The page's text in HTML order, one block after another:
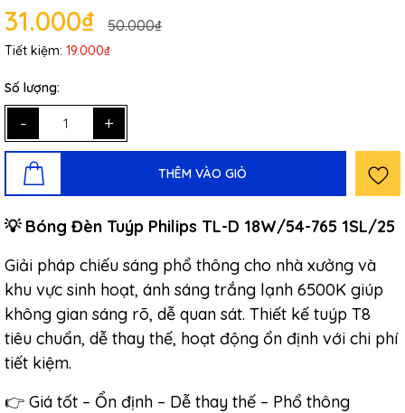
31.000₫ 50.000₫
Tiết kiệm: 19.000₫
Số lượng:
- +
THÊM VÀO GIỎ
​​​​​​💡 Bóng Đèn Tuýp Philips TL-D 18W/54-765 1SL/25
Giải pháp chiếu sáng phổ thông cho nhà xưởng và
khu vực sinh hoạt, ánh sáng trắng lạnh 6500K giúp
không gian sáng rõ, dễ quan sát. Thiết kế tuýp T8
tiêu chuẩn, dễ thay thế, hoạt động ổn định với chi phí
tiết kiệm.
👉 Giá tốt – Ổn định – Dễ thay thế – Phổ thông